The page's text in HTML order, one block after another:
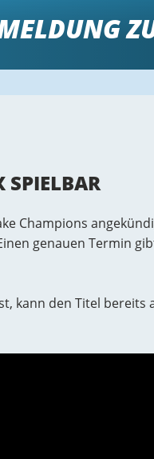
SPIELBAR
Champions
genauen Termin
kann den Titel bereits